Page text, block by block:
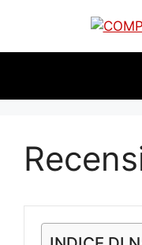
contenuto